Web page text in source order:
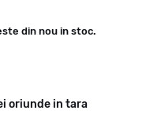
din nou in stoc.
oriunde in tara